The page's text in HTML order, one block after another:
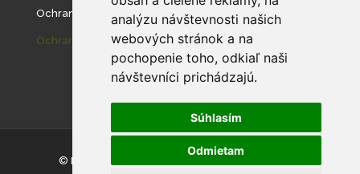
analýzu návštevnosti našich
webových stránok a na
pochopenie toho, odkiaľ naši
návštevníci prichádzajú.
Súhlasím
Odmietam
Ochrana osobných údajov
Ochrana osobných údajov
© Národný park Malá Fatra |